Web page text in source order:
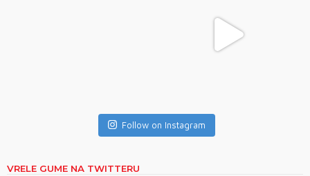
Follow on Instagram
VRELE GUME NA TWITTERU